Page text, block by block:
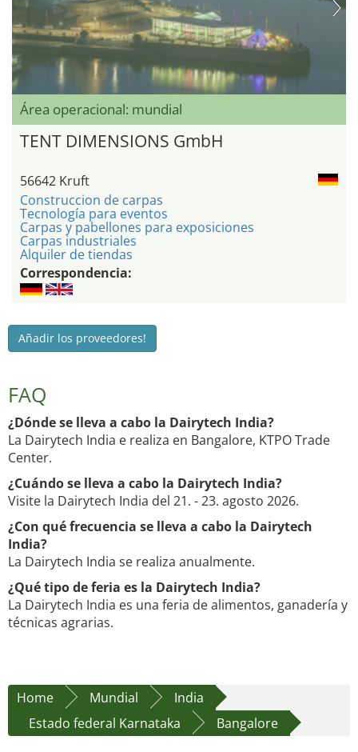
Área operacional: mundial
TENT DIMENSIONS GmbH
56642 Kruft
Construccion de carpas
Tecnología para eventos
Carpas y pabellones para exposiciones
Carpas industriales
Alquiler de tiendas
Correspondencia:
Añadir los proveedores!
FAQ
¿Dónde se lleva a cabo la Dairytech India?
La Dairytech India e realiza en Bangalore, KTPO Trade
Center.
¿Cuándo se lleva a cabo la Dairytech India?
Visite la Dairytech India del 21. - 23. agosto 2026.
¿Con qué frecuencia se lleva a cabo la Dairytech
India?
La Dairytech India se realiza anualmente.
¿Qué tipo de feria es la Dairytech India?
La Dairytech India es una feria de alimentos, ganadería y
técnicas agrarias.
Home Mundial
India
Estado federal Karnataka
Bangalore